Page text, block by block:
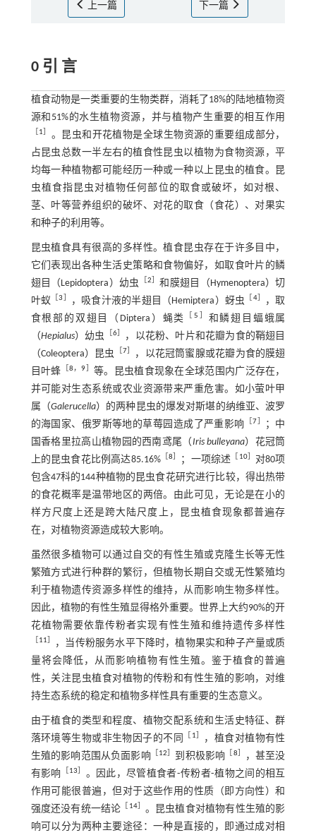
上一篇 下一篇
0 引 言
植食动物是一类重要的生物类群，消耗了18%的陆地植物资
源和51%的水生植物资源，并与植物产生重要的相互作用
1
。昆虫和开花植物是全球生物资源的重要组成部分，
占昆虫总数一半左右的植食性昆虫以植物为食物资源，平
均每一种植物都可能经历一种或一种以上昆虫的植食。昆
虫植食指昆虫对植物任何部位的取食或破坏，如对根、
茎、叶等营养组织的破坏、对花的取食（食花）、对果实
和种子的利用等。
昆虫植食具有很高的多样性。植食昆虫存在于许多目中，
它们表现出各种生活史策略和食物偏好，如取食叶片的鳞
翅目（Lepidoptera）幼虫
2 ］和膜翅目（Hymenoptera）切
叶蚁 ［3 ，吸食汁液的半翅目（Hemiptera）蚜虫 4］
，取
食根部的双翅目（Diptera）蝇类
［5
和鳞翅目蝠蛾属
（Hepialus）幼虫 6］
，以花粉、叶片和花瓣为食的鞘翅目
（Coleoptera）昆虫
7］
，以花冠筒蜜腺或花瓣为食的膜翅
目叶蜂
8，9 ］等。昆虫植食现象在全球范围内广泛存在，
并可能对生态系统或农业资源带来严重危害。如小萤叶甲
属（Galerucella）的两种昆虫的爆发对斯堪的纳维亚、波罗
的海国家、俄罗斯等地的草莓园造成了严重影响
［7
；中
国香格里拉高山植物园的西南鸢尾（Iris bulleyana）花冠筒
上的昆虫食花比例高达85.16%
8 ；一项综述 10］ 对80项
包含47科的144种植物的昆虫食花研究进行比较，得出热带
的食花概率是温带地区的两倍。由此可见，无论是在小的
样方尺度上还是跨大陆尺度上，昆虫植食现象都普遍存
在，对植物资源造成较大影响。
虽然很多植物可以通过自交的有性生殖或克隆生长等无性
繁殖方式进行种群的繁衍，但植物长期自交或无性繁殖均
利于植物遗传资源多样性的维持，从而影响生物多样性。
因此，植物的有性生殖显得格外重要。世界上大约90%的开
花植物需要依靠传粉者实现有性生殖和维持遗传多样性
11
，当传粉服务水平下降时，植物果实和种子产量或质
量将会降低，从而影响植物有性生殖。鉴于植食的普遍
性，关注昆虫植食对植物的传粉和有性生殖的影响，对维
持生态系统的稳定和植物多样性具有重要的生态意义。
由于植食的类型和程度、植物交配系统和生活史特征、群
落环境等生物或非生物因子的不同
1
，植食对植物有性
生殖的影响范围从负面影响
12 到积极影响 8
，甚至没
有影响
13
。因此，尽管植食者⁃传粉者⁃植物之间的相互
作用可能很普遍，但对于这些作用的性质（即方向性）和
强度还没有统一结论
14］ 。昆虫植食对植物有性生殖的影
响可以分为两种主要途径：一种是直接的，即通过成对相